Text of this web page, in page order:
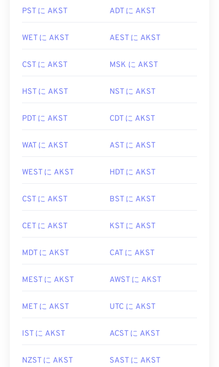
PST に AKST ADT に AKST
WET に AKST AEST に AKST
CST に AKST MSK に AKST
HST に AKST NST に AKST
PDT に AKST CDT に AKST
WAT に AKST AST に AKST
WEST に AKST HDT に AKST
CST に AKST BST に AKST
CET に AKST KST に AKST
MDT に AKST CAT に AKST
MEST に AKST AWST に AKST
MET に AKST UTC に AKST
IST に AKST ACST に AKST
NZST に AKST SAST に AKST